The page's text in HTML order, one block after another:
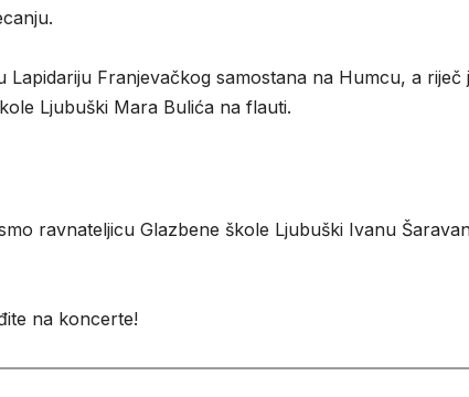
Franjevačkog samostana na Humcu, a riječ
Ljubuški Mara Bulića na flauti.
ravnateljicu Glazbene škole Ljubuški Ivanu
na koncerte!